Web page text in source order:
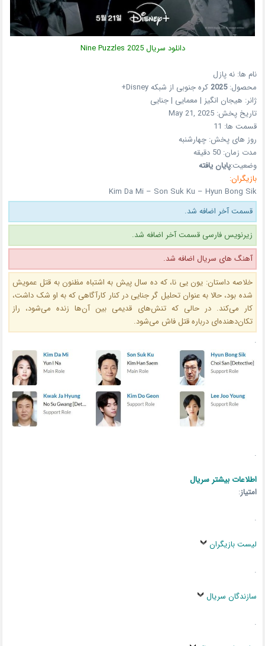
دانلود سریال Nine Puzzles 2025
نام ها: نه پازل
محصول:2025 کره جنوبی از شبکهDisney+
ژانر: هیجان انگیز | معمایی | جنایی
تاریخ پخش:May 21, 2025
قسمت ها: 11
روز های پخش:چهارشنبه
مدت زمان: 50 دقیقه
وضعیت:پایان یافته
بازیگران:
Kim Da Mi – Son Suk Ku – Hyun Bong Sik
قسمت آخر اضافه شد.
زیرنویس فارسی قسمت آخر اضافه شد.
آهنگ های سریال اضافه شد.
خلاصه داستان: یون یی نا، که ده سال پیش به اشتباه مظنون به قتل عمویش
شده بود، حالا به عنوان تحلیل گر جنایی در کنار کارآگاهی که به او شک داشت،
کار می‌کند. در حالی که تنش‌های قدیمی بین آن‌ها زنده می‌شود، راز
تکان‌دهنده‌ای درباره قتل فاش می‌شود.
.
.
اطلاعات بیشتر سریال
امتیاز:
.
لیست بازیگران
.
سازندگان سریال
.